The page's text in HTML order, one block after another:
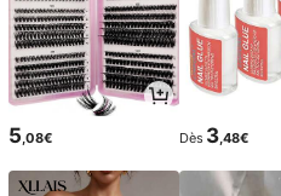
5 ,08€ Dès 3 ,48€